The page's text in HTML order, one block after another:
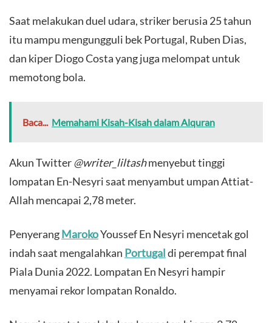
Saat melakukan duel udara, striker berusia 25 tahun
itu mampu mengungguli bek Portugal, Ruben Dias,
dan kiper Diogo Costa yang juga melompat untuk
memotong bola.
Baca... Memahami Kisah-Kisah dalam Alquran
Akun Twitter@writer_liltashmenyebut tinggi
lompatan En-Nesyri saat menyambut umpan Attiat-
Allah mencapai 2,78 meter.
PenyerangMarokoYoussef En Nesyri mencetak gol
indah saat mengalahkan Portugaldi perempat final
Piala Dunia 2022. Lompatan En Nesyri hampir
menyamai rekor lompatan Ronaldo.